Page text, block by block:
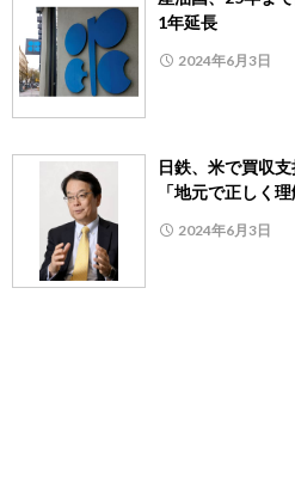
1年延長
2024年6月3日
日鉄、米で買収
「地元で正しく理
2024年6月3日